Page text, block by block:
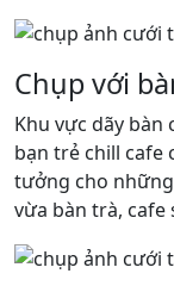
Chụp với
Khu vực dãy
bạn trẻ chill cafe
tưởng cho
vừa bàn trà,